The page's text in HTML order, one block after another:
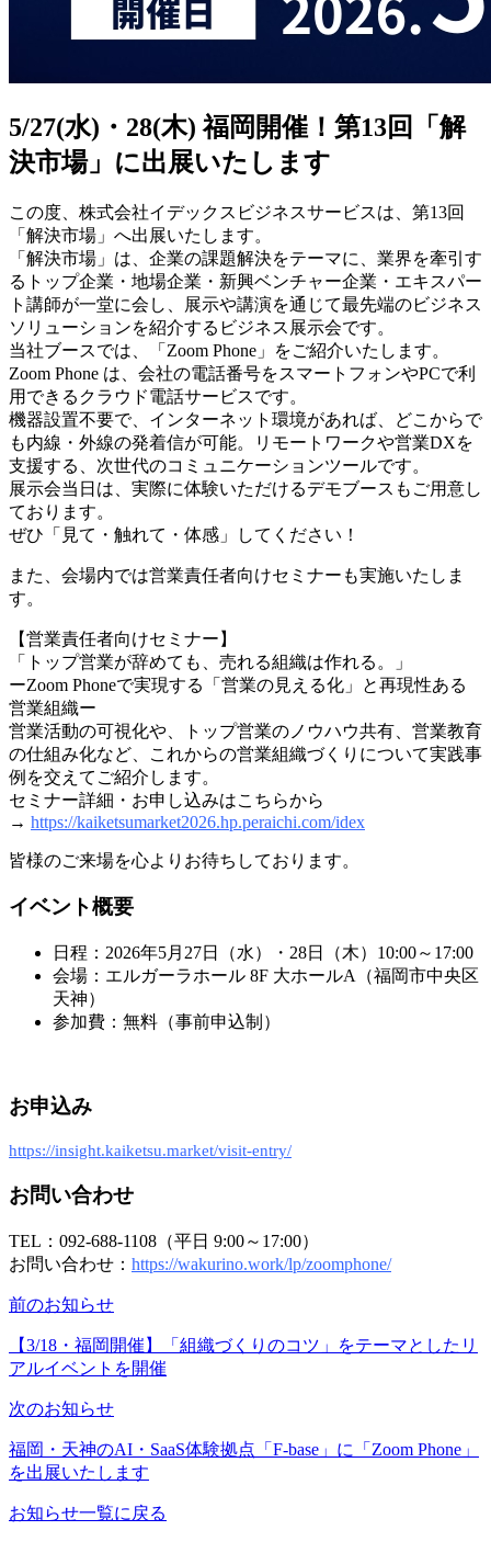
5/27(水)・28(木) 福岡開催！第13回「解
決市場」に出展いたします
この度、株式会社イデックスビジネスサービスは、第13回
「解決市場」へ出展いたします。
「解決市場」は、企業の課題解決をテーマに、業界を牽引す
るトップ企業・地場企業・新興ベンチャー企業・エキスパー
ト講師が一堂に会し、展示や講演を通じて最先端のビジネス
ソリューションを紹介するビジネス展示会です。
当社ブースでは、「Zoom Phone」をご紹介いたします。
Zoom Phone は、会社の電話番号をスマートフォンやPCで利
用できるクラウド電話サービスです。
機器設置不要で、インターネット環境があれば、どこからで
も内線・外線の発着信が可能。リモートワークや営業DXを
支援する、次世代のコミュニケーションツールです。
展示会当日は、実際に体験いただけるデモブースもご用意し
ております。
ぜひ「見て・触れて・体感」してください！
また、会場内では営業責任者向けセミナーも実施いたしま
す。
【営業責任者向けセミナー】
「トップ営業が辞めても、売れる組織は作れる。」
ーZoom Phoneで実現する「営業の見える化」と再現性ある
営業組織ー
営業活動の可視化や、トップ営業のノウハウ共有、営業教育
の仕組み化など、これからの営業組織づくりについて実践事
例を交えてご紹介します。
セミナー詳細・お申し込みはこちらから
→ https://kaiketsumarket2026.hp.peraichi.com/idex
皆様のご来場を心よりお待ちしております。
イベント概要
日程：2026年5月27日（水）・28日（木）10:00～17:00
会場：エルガーラホール 8F 大ホールA（福岡市中央区
天神）
参加費：無料（事前申込制）
お申込み
https://insight.kaiketsu.market/visit-entry/
お問い合わせ
TEL：092-688-1108（平日 9:00～17:00）
お問い合わせ： https://wakurino.work/lp/zoomphone/
前のお知らせ
【3/18・福岡開催】「組織づくりのコツ」をテーマとしたリ
アルイベントを開催
次のお知らせ
福岡・天神のAI・SaaS体験拠点「F-base」に「Zoom Phone」
を出展いたします
お知らせ一覧に戻る